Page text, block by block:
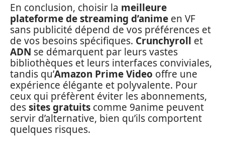
En conclusion, choisir la meilleure
plateforme de streaming d’anime en VF
sans publicité dépend de vos préférences et
de vos besoins spécifiques. Crunchyroll et
ADN se démarquent par leurs vastes
bibliothèques et leurs interfaces conviviales,
tandis qu’Amazon Prime Video offre une
expérience élégante et polyvalente. Pour
ceux qui préfèrent éviter les abonnements,
dessites gratuits comme 9anime peuvent
servir d’alternative, bien qu’ils comportent
quelques risques.